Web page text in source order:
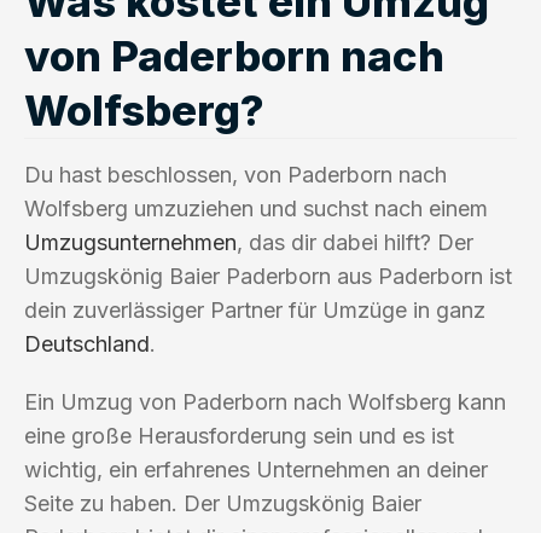
von Paderborn nach
Wolfsberg?
Du hast beschlossen, von Paderborn nach
Wolfsberg umzuziehen und suchst nach einem
Umzugsunternehmen, das dir dabei hilft? Der
Umzugskönig Baier Paderborn aus Paderborn ist
dein zuverlässiger Partner für Umzüge in ganz
Deutschland.
Ein Umzug von Paderborn nach Wolfsberg kann
eine große Herausforderung sein und es ist
wichtig, ein erfahrenes Unternehmen an deiner
Seite zu haben. Der Umzugskönig Baier